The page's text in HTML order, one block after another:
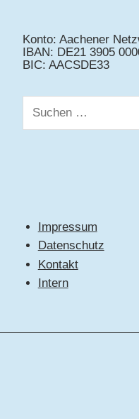
Konto: Aachener
IBAN: DE21 3905
BIC: AACSDE33
Suchen
nach:
Impressum
Datenschutz
Kontakt
Intern